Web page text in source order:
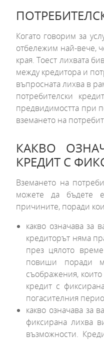
Когато говорим за
отбележим най-вече,
края. Тоест лихвата
между кредитора и
въпросната лихва в
потребителски
предвидимостта при
вземането на
КАКВО
КРЕДИТ С
Вземането на
можете да бъдете
причините, поради
какво означава за
кредиторът няма
през цялото
повиши поради
съображения,
кредит с
погасителния
какво означава за
фиксирана лихва
възможности.